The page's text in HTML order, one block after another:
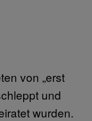
von „erst
und
wurden.